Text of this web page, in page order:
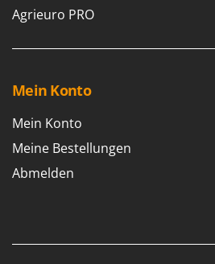
Poolroboter
Poolstaubsauger
R
Rasenmäher
Rasensodenschneider
Rasentrimmer -
Gardena
GeoTech Pro
Ginko - MGM
Gipeco
Girmi
Agrieuro PRO
Mein Konto
Mein Konto
Meine Bestellungen
Abmelden